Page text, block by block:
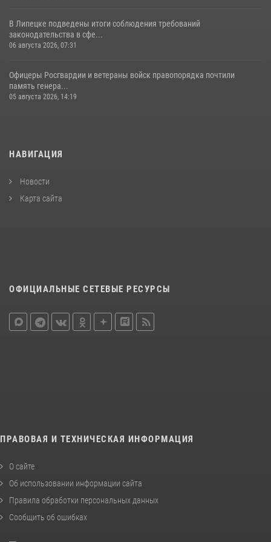
В Липецке подведены итоги соблюдения требований
законодательства в сфе...
06 августа 2026, 07:31
Офицеры Росгвардии и ветераны войск правопорядка почтили
память генера...
05 августа 2026, 14:19
НАВИГАЦИЯ
Новости
Карта сайта
ОФИЦИАЛЬНЫЕ СЕТЕВЫЕ РЕСУРСЫ
ПРАВОВАЯ И ТЕХНИЧЕСКАЯ ИНФОРМАЦИЯ
О сайте
Об использовании информации сайта
Правила обработки персональных данных
Сообщить об ошибках